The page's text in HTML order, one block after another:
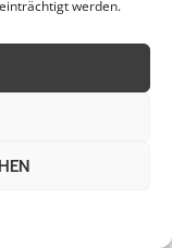
werden.
Verweilen
und